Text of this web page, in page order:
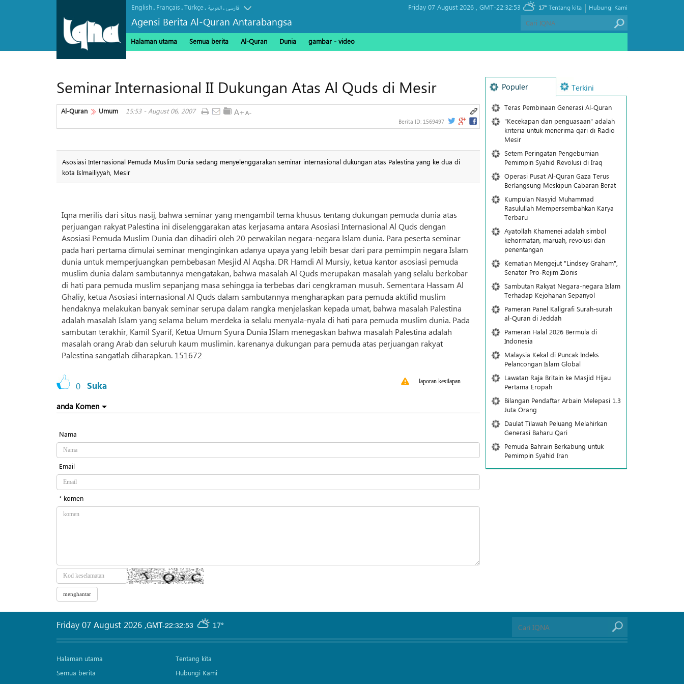
English. Français.Türkçe. العربیة.فارسی
Agensi Berita Al-Quran Antarabangsa
Friday 07 August 2026 , GMT-22:32:53 17° Hubungi Kami
|
Tentang kita
Halaman utama Semua berita Al-Quran Dunia gambar - video
Seminar Internasional II Dukungan Atas Al Quds di Mesir
Al-Quran Umum 15:53 - August 06, 2007
Berita ID: 1569497
Asosiasi Internasional Pemuda Muslim Dunia sedang menyelenggarakan seminar internasional dukungan atas Palestina yang ke dua di
kota Islmailiyyah, Mesir
Iqna merilis dari situs nasij, bahwa seminar yang mengambil tema khusus tentang dukungan pemuda dunia atas
perjuangan rakyat Palestina ini diselenggarakan atas kerjasama antara Asosiasi Internasional Al Quds dengan
Asosiasi Pemuda Muslim Dunia dan dihadiri oleh 20 perwakilan negara-negara Islam dunia. Para peserta seminar
pada hari pertama dimulai seminar menginginkan adanya upaya yang lebih besar dari para pemimpin negara Islam
dunia untuk memperjuangkan pembebasan Mesjid Al Aqsha. DR Hamdi Al Mursiy, ketua kantor asosiasi pemuda
muslim dunia dalam sambutannya mengatakan, bahwa masalah Al Quds merupakan masalah yang selalu berkobar
di hati para pemuda muslim sepanjang masa sehingga ia terbebas dari cengkraman musuh. Sementara Hassam Al
Ghaliy, ketua Asosiasi internasional Al Quds dalam sambutannya mengharapkan para pemuda aktifid muslim
hendaknya melakukan banyak seminar serupa dalam rangka menjelaskan kepada umat, bahwa masalah Palestina
adalah masalah Islam yang selama belum merdeka ia selalu menyala-nyala di hati para pemuda muslim dunia. Pada
sambutan terakhir, Kamil Syarif, Ketua Umum Syura Dunia ISlam menegaskan bahwa masalah Palestina adalah
masalah orang Arab dan seluruh kaum muslimin. karenanya dukungan para pemuda atas perjuangan rakyat
Palestina sangatlah diharapkan. 151672
0 Suka laporan kesilapan
anda Komen
Nama
Email
* komen
Populer Terkini
Teras Pembinaan Generasi Al-Quran
"Kecekapan dan penguasaan" adalah
kriteria untuk menerima qari di Radio
Mesir
Setem Peringatan Pengebumian
Pemimpin Syahid Revolusi di Iraq
Operasi Pusat Al-Quran Gaza Terus
Berlangsung Meskipun Cabaran Berat
Kumpulan Nasyid Muhammad
Rasulullah Mempersembahkan Karya
Terbaru
Ayatollah Khamenei adalah simbol
kehormatan, maruah, revolusi dan
penentangan
Kematian Mengejut "Lindsey Graham",
Senator Pro-Rejim Zionis
Sambutan Rakyat Negara-negara Islam
Terhadap Kejohanan Sepanyol
Pameran Panel Kaligrafi Surah-surah
al-Quran di Jeddah
Pameran Halal 2026 Bermula di
Indonesia
Malaysia Kekal di Puncak Indeks
Pelancongan Islam Global
Lawatan Raja Britain ke Masjid Hijau
Pertama Eropah
Bilangan Pendaftar Arbain Melepasi 1.3
Juta Orang
Daulat Tilawah Peluang Melahirkan
Generasi Baharu Qari
Pemuda Bahrain Berkabung untuk
Pemimpin Syahid Iran
GMT-22:32:53 17°
Friday 07 August 2026 ,
Halaman utama
Semua berita
Tentang kita
Hubungi Kami